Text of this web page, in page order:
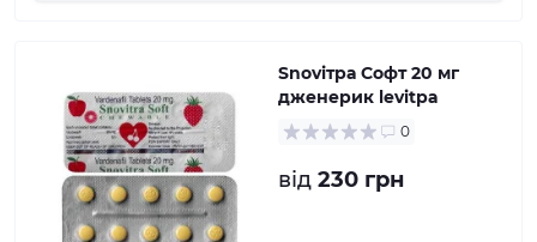
Snovітра Софт 20 мг
дженерик levitра
0
від 230 грн